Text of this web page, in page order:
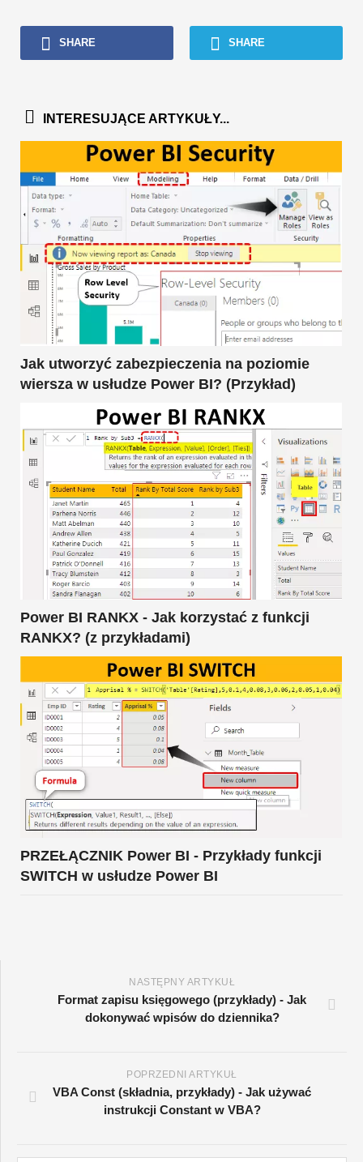
SHARE SHARE
INTERESUJĄCE ARTYKUŁY...
Jak utworzyć zabezpieczenia na poziomie
wiersza w usłudze Power BI? (Przykład)
Power BI RANKX - Jak korzystać z funkcji
RANKX? (z przykładami)
PRZEŁĄCZNIK Power BI - Przykłady funkcji
SWITCH w usłudze Power BI
NASTĘPNY ARTYKUŁ
Format zapisu księgowego (przykłady) - Jak
dokonywać wpisów do dziennika?
POPRZEDNI ARTYKUŁ
VBA Const (składnia, przykłady) - Jak używać
instrukcji Constant w VBA?